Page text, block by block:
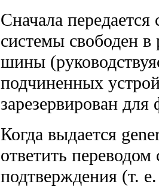
Сначала
системы свободен в
шины
подчиненных
зарезервирован
Когда выдается
ответить
подтверждения (т.